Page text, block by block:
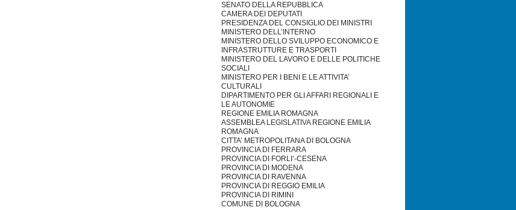
SENATO DELLA REPUBBLICA
CAMERA DEI DEPUTATI
PRESIDENZA DEL CONSIGLIO DEI MINISTRI
MINISTERO DELL’INTERNO
MINISTERO DELLO SVILUPPO ECONOMICO E
INFRASTRUTTURE E TRASPORTI
MINISTERO DEL LAVORO E DELLE POLITICHE
SOCIALI
MINISTERO PER I BENI E LE ATTIVITA’
CULTURALI
DIPARTIMENTO PER GLI AFFARI REGIONALI E
LE AUTONOMIE
REGIONE EMILIA ROMAGNA
ASSEMBLEA LEGISLATIVA REGIONE EMILIA
ROMAGNA
CITTA’ METROPOLITANA DI BOLOGNA
PROVINCIA DI FERRARA
PROVINCIA DI FORLI’-CESENA
PROVINCIA DI MODENA
PROVINCIA DI RAVENNA
PROVINCIA DI REGGIO EMILIA
PROVINCIA DI RIMINI
COMUNE DI BOLOGNA